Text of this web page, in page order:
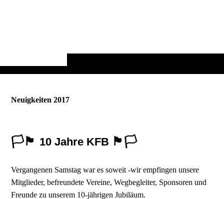
Neuigkeiten 2017
🏳🏴 10 Jahre KFB 🏴 🏳
Vergangenen Samstag war es soweit -wir empfingen unsere
Mitglieder, befreundete Vereine, Wegbegleiter, Sponsoren und
Freunde zu unserem 10-jährigen Jubiläum.